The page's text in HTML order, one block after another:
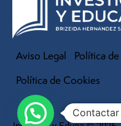
Aviso Legal
Política
Política de Cookies